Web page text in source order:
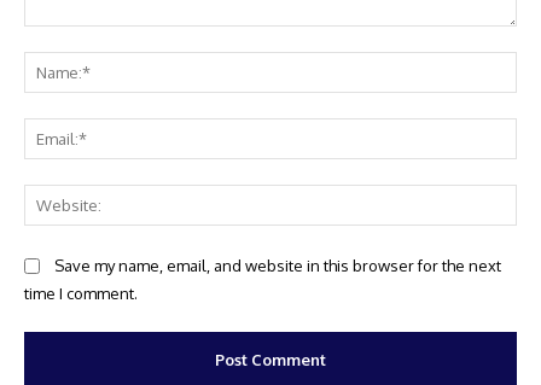
Save my name, email, and website in this browser for the next
time I comment.